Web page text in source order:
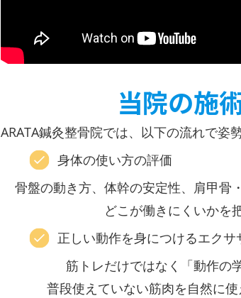
当院の施
ARATA鍼灸整骨院では、以下の流れで姿
身体の使い方の評価
骨盤の動き方、体幹の安定性、肩甲骨
どこが働きにくいかを
正しい動作を身につけるエクサ
筋トレだけではなく「動作の
普段使えていない筋肉を自然に使